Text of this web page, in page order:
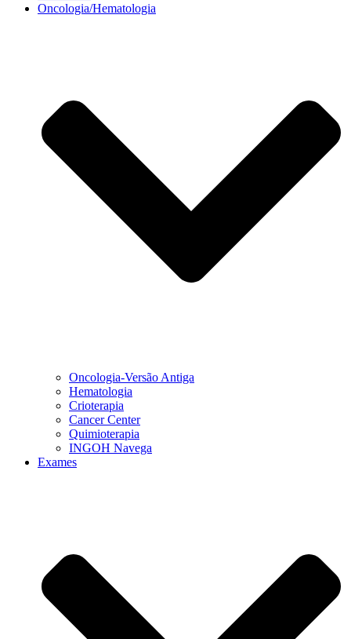
Oncologia/Hematologia
Oncologia-Versão Antiga
Hematologia
Crioterapia
Cancer Center
Quimioterapia
INGOH Navega
Exames